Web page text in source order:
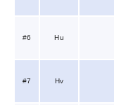
#6 Hu
#7 Hv